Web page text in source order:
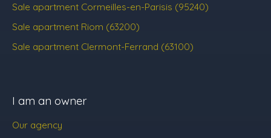
Sale apartment Cormeilles-en-Parisis (95240)
Sale apartment Riom (63200)
Sale apartment Clermont-Ferrand (63100)
I am an owner
Our agency